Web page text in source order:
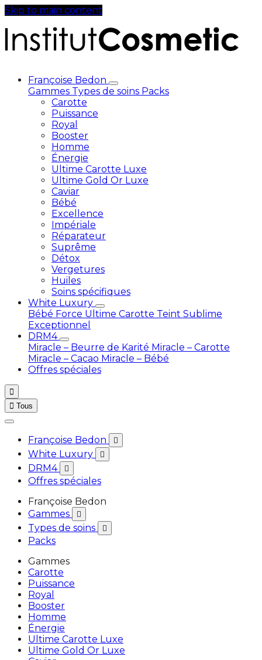
Skip to main content
Françoise Bedon
Gammes Types de soins Packs
Carotte
Puissance
Royal
Booster
Homme
Énergie
Ultime Carotte Luxe
Ultime Gold Or Luxe
Caviar
Bébé
Excellence
Impériale
Réparateur
Suprême
Détox
Vergetures
Huiles
Soins spécifiques
White Luxury
Bébé Force Ultime Carotte Teint Sublime
Exceptionnel
DRM4
Miracle – Beurre de Karité Miracle – Carotte
Miracle – Cacao Miracle – Bébé
Offres spéciales

 Tous
Françoise Bedon 
White Luxury 
DRM4 
Offres spéciales
Françoise Bedon
Gammes

Types de soins 
Packs
Gammes
Carotte
Puissance
Royal
Booster
Homme
Énergie
Ultime Carotte Luxe
Ultime Gold Or Luxe